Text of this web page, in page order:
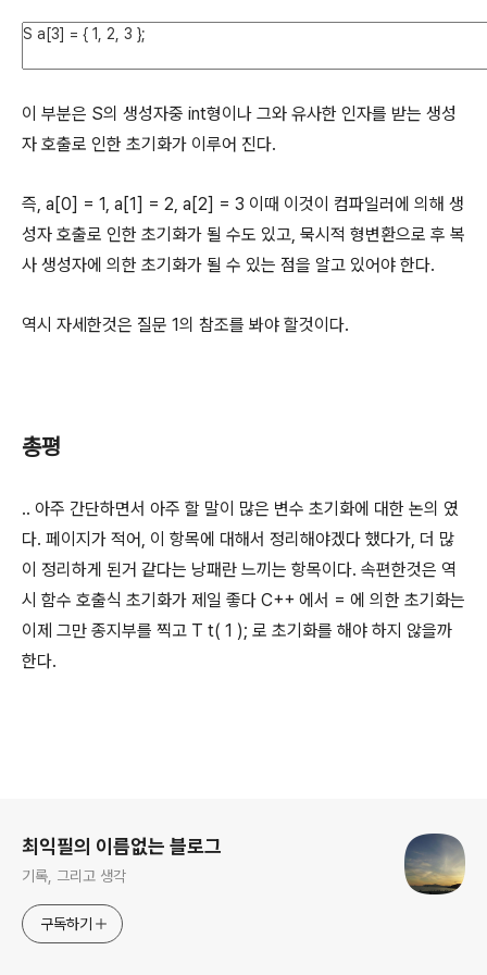
이 부분은 S의 생성자중 int형이나 그와 유사한 인자를 받는 생성
자 호출로 인한 초기화가 이루어 진다.
즉, a[0] = 1, a[1] = 2, a[2] = 3 이때 이것이 컴파일러에 의해 생
성자 호출로 인한 초기화가 될 수도 있고, 묵시적 형변환으로 후 복
사 생성자에 의한 초기화가 될 수 있는 점을 알고 있어야 한다.
역시 자세한것은 질문 1의 참조를 봐야 할것이다.
총평
.. 아주 간단하면서 아주 할 말이 많은 변수 초기화에 대한 논의 였
다. 페이지가 적어, 이 항목에 대해서 정리해야겠다 했다가, 더 많
이 정리하게 된거 같다는 낭패란 느끼는 항목이다. 속편한것은 역
시 함수 호출식 초기화가 제일 좋다 C++ 에서 = 에 의한 초기화는
이제 그만 종지부를 찍고 T t( 1 ); 로 초기화를 해야 하지 않을까
한다.
최익필의 이름없는 블로그
기록, 그리고 생각
구독하기